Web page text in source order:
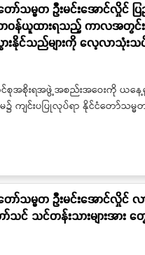
တော်သမ္မတ ဦးမင်းအောင်လှို
ာဝန်ယူထားရသည့် ကာလအတွင်း
နိုင်သည်များကို လေ့လာသုံးသ
င်စုအစိုးရအဖွဲ့အစည်းအဝေးကို ယန
ကျင်းပပြုလုပ်ရာ နိုင်ငံတော်သမ္
တော်သမ္မတ ဦးမင်းအောင်
ာ်သင် သင်တန်းသားများအား တွ